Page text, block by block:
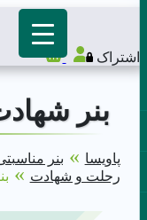
اشتراک
بنر
پاویسا»بنر مناسبتی
رحلت و شهادت»